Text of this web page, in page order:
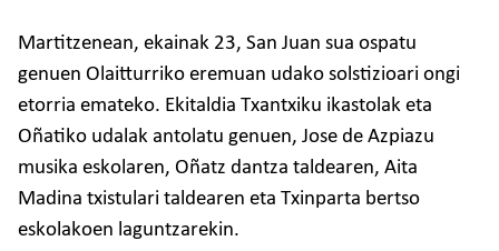
Martitzenean, ekainak 23, San Juan sua ospatu
genuen Olaitturriko eremuan udako solstizioari ongi
etorria emateko. Ekitaldia Txantxiku ikastolak eta
Oñatiko udalak antolatu genuen, Jose de Azpiazu
musika eskolaren, Oñatz dantza taldearen, Aita
Madina txistulari taldearen eta Txinparta bertso
eskolakoen laguntzarekin.